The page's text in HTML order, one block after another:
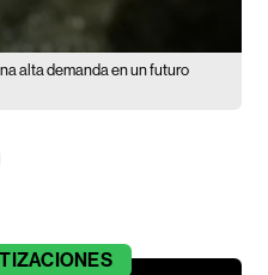
alta demanda en un futuro